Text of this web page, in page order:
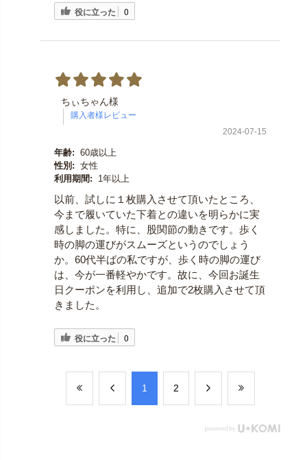
役に立った 0
ちぃちゃん様
2024-07-15
年齢: 60歳以上
性別: 女性
利用期間:
1年以上
以前、試しに１枚購入させて頂いたところ、
今まで履いていた下着との違いを明らかに実
感しました。特に、股関節の動きです。歩く
時の脚の運びがスムーズというのでしょう
か。60代半ばの私ですが、歩く時の脚の運び
は、今が一番軽やかです。故に、今回お誕生
日クーポンを利用し、追加で2枚購入させて頂
きました。
役に立った 0
​1 ​2